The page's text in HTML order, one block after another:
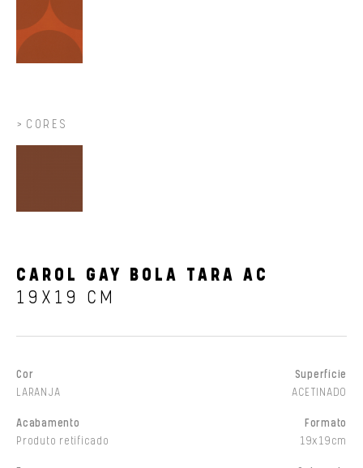
CORES
CAROL GAY BOLA TARA AC
19X19 CM
Cor
LARANJA
Superfície
ACETINADO
Acabamento
Produto retificado
Formato
19x19cm